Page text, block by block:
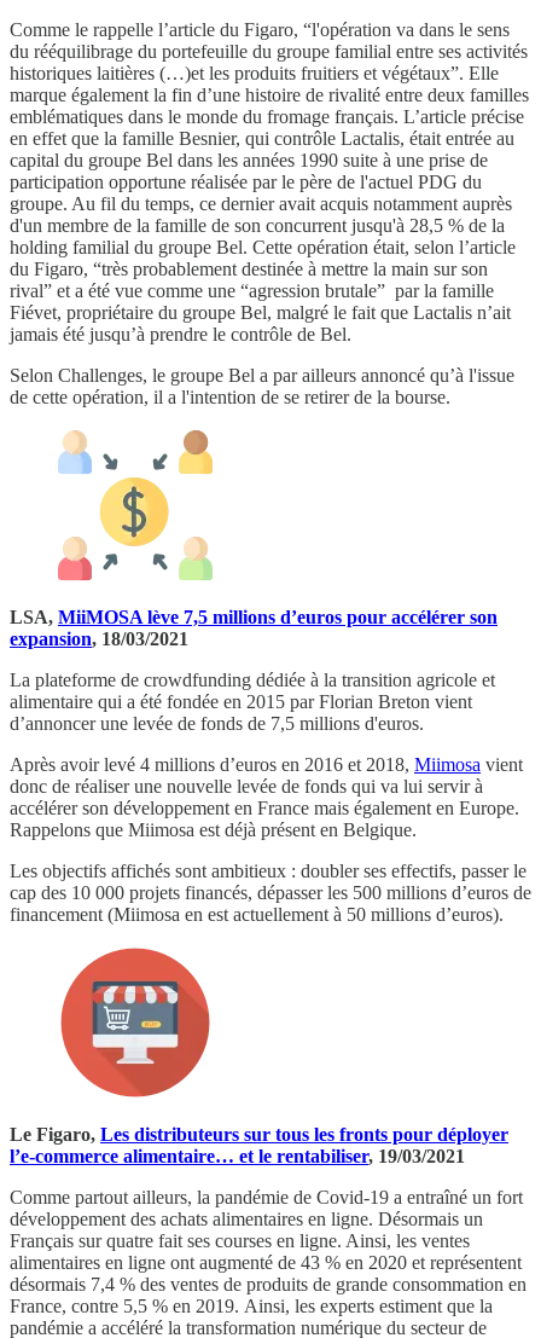
Comme le rappelle l’article du Figaro, “l'opération va dans le sens
du rééquilibrage du portefeuille du groupe familial entre ses activités
historiques laitières (…)et les produits fruitiers et végétaux”. Elle
marque également la fin d’une histoire de rivalité entre deux familles
emblématiques dans le monde du fromage français. L’article précise
en effet que la famille Besnier, qui contrôle Lactalis, était entrée au
capital du groupe Bel dans les années 1990 suite à une prise de
participation opportune réalisée par le père de l'actuel PDG du
groupe. Au fil du temps, ce dernier avait acquis notamment auprès
d'un membre de la famille de son concurrent jusqu'à 28,5 % de la
holding familial du groupe Bel. Cette opération était, selon l’article
du Figaro, “très probablement destinée à mettre la main sur son
rival” et a été vue comme une “agression brutale” par la famille
Fiévet, propriétaire du groupe Bel, malgré le fait que Lactalis n’ait
jamais été jusqu’à prendre le contrôle de Bel.
Selon Challenges, le groupe Bel a par ailleurs annoncé qu’à l'issue
de cette opération, il a l'intention de se retirer de la bourse.
LSA, MiiMOSA lève 7,5 millions d’euros pour accélérer son
expansion, 18/03/2021
La plateforme de crowdfunding dédiée à la transition agricole et
alimentaire qui a été fondée en 2015 par Florian Breton vient
d’annoncer une levée de fonds de 7,5 millions d'euros.
Après avoir levé 4 millions d’euros en 2016 et 2018, Miimosa vient
donc de réaliser une nouvelle levée de fonds qui va lui servir à
accélérer son développement en France mais également en Europe.
Rappelons que Miimosa est déjà présent en Belgique.
Les objectifs affichés sont ambitieux : doubler ses effectifs, passer le
cap des 10 000 projets financés, dépasser les 500 millions d’euros de
financement (Miimosa en est actuellement à 50 millions d’euros).
Le Figaro, Les distributeurs sur tous les fronts pour déployer
l’e-commerce alimentaire… et le rentabiliser, 19/03/2021
Comme partout ailleurs, la pandémie de Covid-19 a entraîné un fort
développement des achats alimentaires en ligne. Désormais un
Français sur quatre fait ses courses en ligne. Ainsi, les ventes
alimentaires en ligne ont augmenté de 43 % en 2020 et représentent
désormais 7,4 % des ventes de produits de grande consommation en
France, contre 5,5 % en 2019. Ainsi, les experts estiment que la
pandémie a accéléré la transformation numérique du secteur de